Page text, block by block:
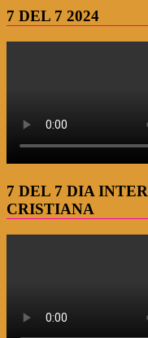
7 DEL 7 2024
7 DEL 7 DIA
CRISTIANA